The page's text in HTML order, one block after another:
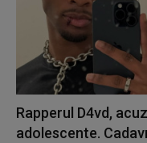
Rapperul D4vd,
adolescente.